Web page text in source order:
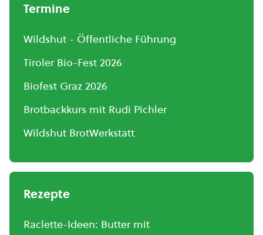
Termine
Wildshut - Öffentliche Führung
Tiroler Bio-Fest 2026
Biofest Graz 2026
Brotbackkurs mit Rudi Pichler
Wildshut BrotWerkstatt
Rezepte
Raclette-Ideen: Butter mit